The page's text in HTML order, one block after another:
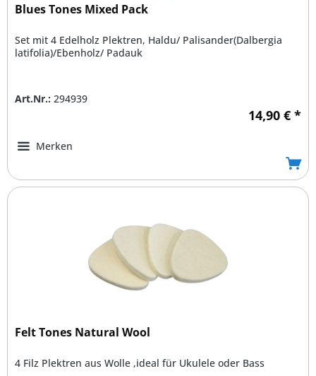
Blues Tones Mixed Pack
Set mit 4 Edelholz Plektren, Haldu/ Palisander(Dalbergia
latifolia)/Ebenholz/ Padauk
Art.Nr.: 294939
14,90 € *
Merken
Felt Tones Natural Wool
4 Filz Plektren aus Wolle ,ideal für Ukulele oder Bass